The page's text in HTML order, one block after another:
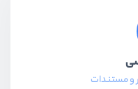
و مستندات